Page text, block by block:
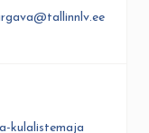
kulalistemaja